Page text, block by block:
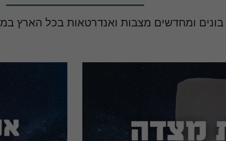
בונים ומחדשים מצבות ואנדרטאות בכל הארץ